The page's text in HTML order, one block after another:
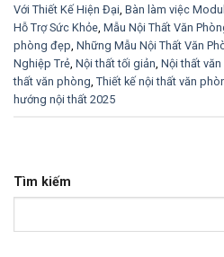
Với Thiết Kế Hiện Đại, Bàn làm việc
Hỗ Trợ Sức Khỏe, Mẫu Nội Thất Văn
phòng đẹp, Những Mẫu Nội Thất Văn
Nghiệp Trẻ, Nội thất tối giản, Nội thất
thất văn phòng, Thiết kế nội thất văn
hướng nội thất 2025
Tìm kiếm